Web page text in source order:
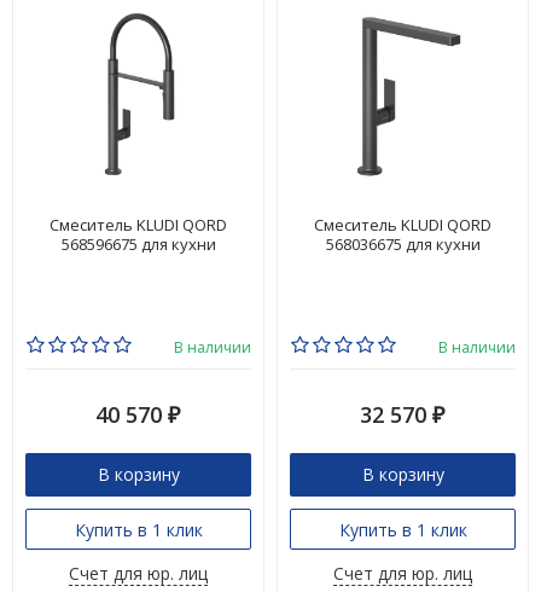
Смеситель KLUDI QORD
568596675 для кухни
В наличии
40 570 ₽
В корзину
Купить в 1 клик
Счет для юр. лиц
Смеситель KLUDI QORD
568036675 для кухни
В наличии
32 570 ₽
В корзину
Купить в 1 клик
Счет для юр. лиц